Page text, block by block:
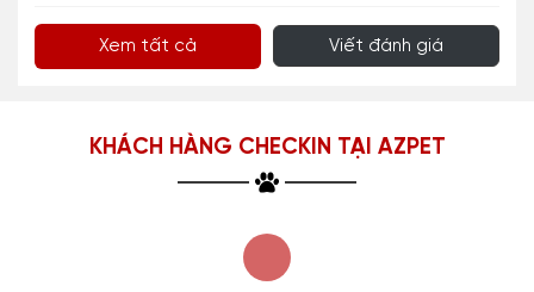
Xem tất cả Viết đánh giá
KHÁCH HÀNG CHECKIN TẠI AZPET